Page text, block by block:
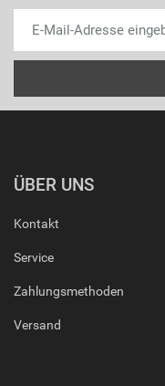
ÜBER UNS
Kontakt
Service
Zahlungsmethoden
Versand